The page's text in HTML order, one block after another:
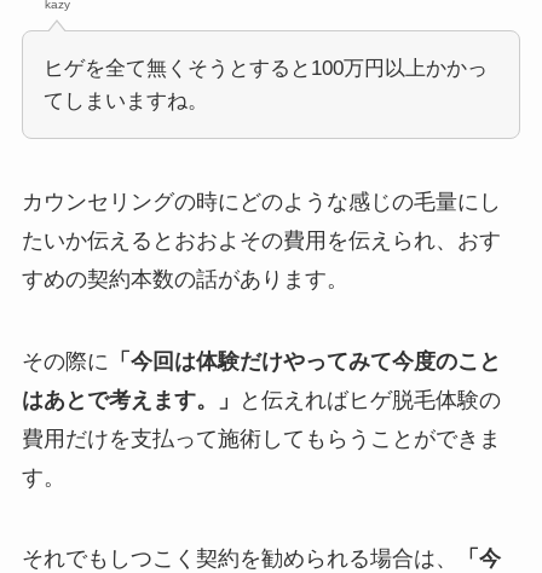
kazy
ヒゲを全て無くそうとすると100万円以上かかっ
てしまいますね。
カウンセリングの時にどのような感じの毛量にし
たいか伝えるとおおよその費用を伝えられ、おす
すめの契約本数の話があります。
その際に 「今回は体験だけやってみて今度のこと
はあとで考えます。」
と伝えればヒゲ脱毛体験の
費用だけを支払って施術してもらうことができま
す。
それでもしつこく契約を勧められる場合は、
「今